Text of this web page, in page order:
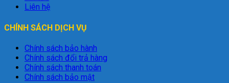
Liên hệ
CHÍNH SÁCH DỊCH VỤ
Chính sách bảo hành
Chính sách đổi trả hàng
Chính sách thanh toán
Chính sách bảo mật